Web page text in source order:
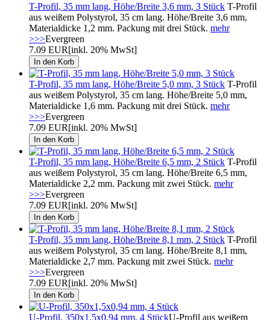
T-Profil, 35 mm lang, Höhe/Breite 3,6 mm, 3 Stück T-Profil
aus weißem Polystyrol, 35 cm lang. Höhe/Breite 3,6 mm,
Materialdicke 1,2 mm. Packung mit drei Stück. mehr
>>>Evergreen
7.09 EUR[inkl. 20% MwSt]
T-Profil, 35 mm lang, Höhe/Breite 5,0 mm, 3 Stück T-Profil
aus weißem Polystyrol, 35 cm lang. Höhe/Breite 5,0 mm,
Materialdicke 1,6 mm. Packung mit drei Stück. mehr
>>>Evergreen
7.09 EUR[inkl. 20% MwSt]
T-Profil, 35 mm lang, Höhe/Breite 6,5 mm, 2 Stück T-Profil
aus weißem Polystyrol, 35 cm lang. Höhe/Breite 6,5 mm,
Materialdicke 2,2 mm. Packung mit zwei Stück. mehr
>>>Evergreen
7.09 EUR[inkl. 20% MwSt]
T-Profil, 35 mm lang, Höhe/Breite 8,1 mm, 2 Stück T-Profil
aus weißem Polystyrol, 35 cm lang. Höhe/Breite 8,1 mm,
Materialdicke 2,7 mm. Packung mit zwei Stück. mehr
>>>Evergreen
7.09 EUR[inkl. 20% MwSt]
U-Profil, 350x1,5x0,94 mm, 4 StückU-Profil aus weißem